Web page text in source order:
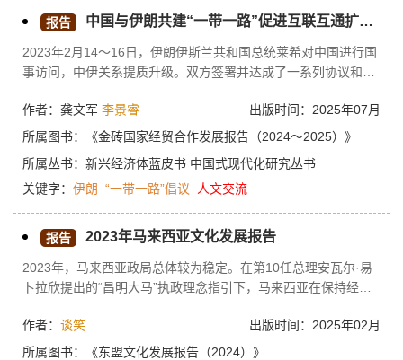
报告 中国与伊朗共建“一带一路”促进互联互通扩大人文交流的建议
2023年2月14～16日，伊朗伊斯兰共和国总统莱希对中国进行国
事访问，中伊关系提质升级。双方签署并达成了一系列协议和谅
共建“一带一路”合作规划。本报告在分析伊朗与我国共建“一带一
路”合作，促进互联互通、扩大人文交流的路径中发现，中伊两国
下建议：一是加强政治互信，共同维护国际公平正义和区域安
全；二是科学化、持久化地提高中国—伊朗能源合作水平；三是
深化经贸、基础设施等领域的务实合作；四是扩大农产品贸易与
投资，推动农业技术合作；五是完善工业人才培养体系，打造地
区工业中心；六是开展人文交流活动，推动民心相通。
出版时间：2025年07月
作者：龚文军 李景睿
所属图书：
《金砖国家经贸合作发展报告（2024～2025）》
所属丛书： 新兴经济体蓝皮书 中国式现代化研究丛书
关键字： 伊朗 “一带一路”倡议 人文交流
报告 2023年马来西亚文化发展报告
2023年，马来西亚政局总体较为稳定。在第10任总理安瓦尔·易
卜拉欣提出的“昌明大马”执政理念指引下，马来西亚在保持经济
加大对文化领域的财政投入，在文化遗产保护、影视业和旅游业
发展等方面都取得显著的成就。在对外人文交流方面，马来西亚
出版时间：2025年02月
作者： 谈笑
所属图书：
《东盟文化发展报告（2024）》